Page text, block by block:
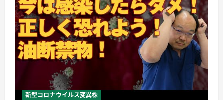
新型コロナウイルス変異株